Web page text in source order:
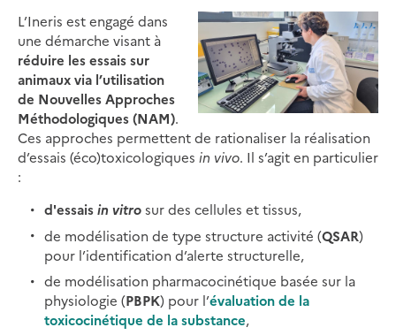
L’Ineris est engagé dans
une démarche visant à
réduire les essais sur
animaux via l’utilisation
de Nouvelles Approches
Méthodologiques (NAM).
Ces approches permettent de rationaliser la réalisation
d’essais (éco)toxicologiques in vivo. Il s’agit en particulier
:
d'essaisin vitrosur des cellules et tissus,
de modélisation de type structure activité (QSAR)
pour l’identification d’alerte structurelle,
de modélisation pharmacocinétique basée sur la
physiologie (PBPK) pour l’évaluation de la
toxicocinétique de la substance,